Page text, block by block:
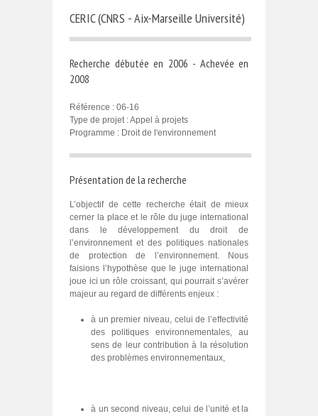
CERIC (CNRS - Aix-Marseille Université)
Recherche débutée en 2006 - Achevée en
2008
Référence : 06-16
Type de projet : Appel à projets
Programme : Droit de l'environnement
Présentation de la recherche
L’objectif de cette recherche était de mieux
cerner la place et le rôle du juge international
dans le développement du droit de
l’environnement et des politiques nationales
de protection de l’environnement. Nous
faisions l’hypothèse que le juge international
joue ici un rôle croissant, qui pourrait s’avérer
majeur au regard de différents enjeux :
à un premier niveau, celui de l’effectivité
des politiques environnementales, au
sens de leur contribution à la résolution
des problèmes environnementaux,
à un second niveau, celui de l’unité et la